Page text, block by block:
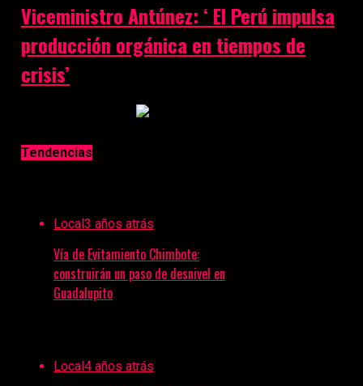
Viceministro Antúnez: ‘ El Perú impulsa
producción orgánica en tiempos de
crisis’
Tendencias
Local 3 años atrás
Vía de Evitamiento Chimbote:
construirán un paso de desnivel en
Guadalupito
Local 4 años atrás